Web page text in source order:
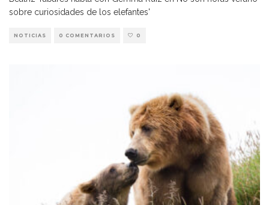
sobre curiosidades de los elefantes'
NOTICIAS 0 COMENTARIOS 0